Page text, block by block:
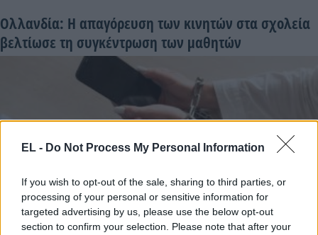
EL - Do Not Process My Personal Information
If you wish to opt-out of the sale, sharing to third parties, or
processing of your personal or sensitive information for
targeted advertising by us, please use the below opt-out
section to confirm your selection. Please note that after your
Ολλανδία: H απαγόρευση των κινητών στα σχολεία
βελτίωσε τη συγκέντρωση των μαθητών
ΚΙΝΗΤΑ